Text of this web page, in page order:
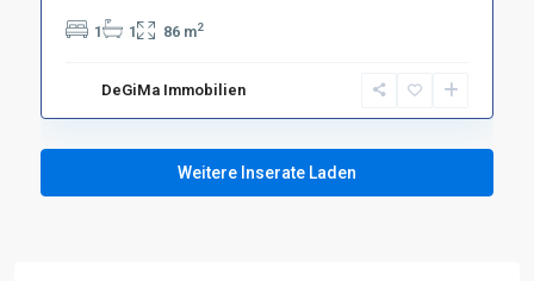
1 1 86 m2
DeGiMa Immobilien
Weitere Inserate Laden